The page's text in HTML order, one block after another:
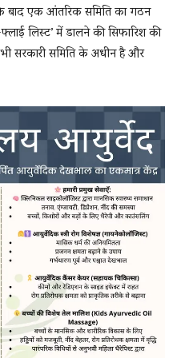
बाद एक आंतरिक समिति का गठन
फ्लाई लिस्ट’ में डालने की सिफारिश की
सरकारी समिति के अधीन है और